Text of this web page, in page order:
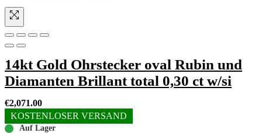
14kt Gold Ohrstecker oval Rubin und
Diamanten Brillant total 0,30 ct w/si
€2,071.00
KOSTENLOSER VERSAND
Auf Lager